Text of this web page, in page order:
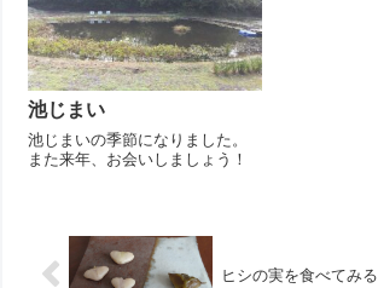
池じまい
池じまいの季節になりました。
また来年、お会いしましょう！
ヒシの実を食べてみる